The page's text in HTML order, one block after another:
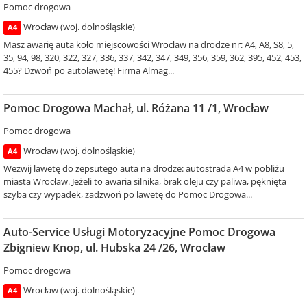
Pomoc drogowa
A4
Wrocław (woj. dolnośląskie)
Masz awarię auta koło miejscowości Wrocław na drodze nr: A4, A8, S8, 5,
35, 94, 98, 320, 322, 327, 336, 337, 342, 347, 349, 356, 359, 362, 395, 452, 453,
455? Dzwoń po autolawetę! Firma Almag...
Pomoc Drogowa Machał, ul. Różana 11 /1, Wrocław
Pomoc drogowa
A4
Wrocław (woj. dolnośląskie)
Wezwij lawetę do zepsutego auta na drodze: autostrada A4 w pobliżu
miasta Wrocław. Jeżeli to awaria silnika, brak oleju czy paliwa, pęknięta
szyba czy wypadek, zadzwoń po lawetę do Pomoc Drogowa...
Auto-Service Usługi Motoryzacyjne Pomoc Drogowa
Zbigniew Knop, ul. Hubska 24 /26, Wrocław
Pomoc drogowa
A4
Wrocław (woj. dolnośląskie)